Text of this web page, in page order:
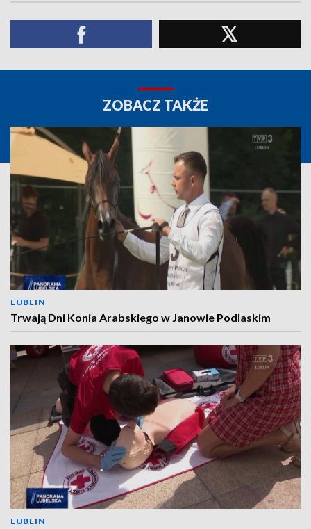
ZOBACZ TAKŻE
LUBLIN
Trwają Dni Konia Arabskiego w Janowie Podlaskim
LUBLIN